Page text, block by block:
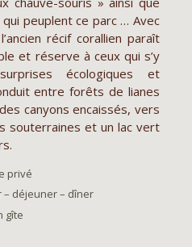
peuplent ce parc … Avec
récif corallien paraît
et réserve à ceux qui s’y
écologiques et
entre forêts de lianes
canyons encaissés, vers
souterraines et un lac vert
privé
déjeuner – dîner
gîte